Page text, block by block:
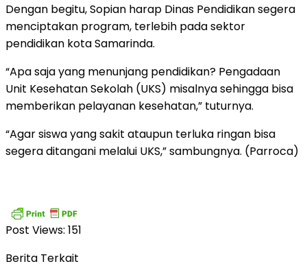
Dengan begitu, Sopian harap Dinas Pendidikan segera
menciptakan program, terlebih pada sektor
pendidikan kota Samarinda.
“Apa saja yang menunjang pendidikan? Pengadaan
Unit Kesehatan Sekolah (UKS) misalnya sehingga bisa
memberikan pelayanan kesehatan,” tuturnya.
“Agar siswa yang sakit ataupun terluka ringan bisa
segera ditangani melalui UKS,” sambungnya. (Parroca)
Post Views: 151
Berita Terkait